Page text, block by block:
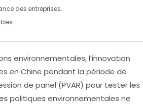
des entreprises.
.
environnementales, l’innovation
en Chine pendant la période de
de panel (PVAR) pour tester les
politiques environnementales ne